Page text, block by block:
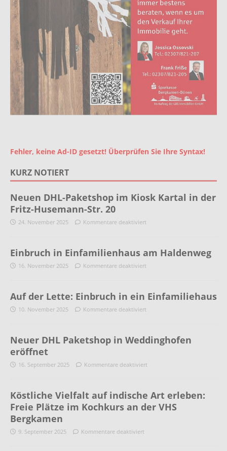
Fehler, keine Ad-ID gesetzt! Überprüfen Sie Ihre Syntax!
KURZ NOTIERT
Neuen DHL-Paketshop im Kiosk Kartal in der
Fritz-Husemann-Str. 20
24. November 2025 Kommentare deaktiviert
Einbruch in Einfamilienhaus am Haldenweg
16. November 2025 Kommentare deaktiviert
Auf der Lette: Einbruch in ein Einfamiliehaus
10. November 2025 Kommentare deaktiviert
Neuer DHL Paketshop in Weddinghofen
eröffnet
16. September 2025 Kommentare deaktiviert
Köstliche Vielfalt auf indische Art erleben:
Freie Plätze im Kochkurs an der VHS
Bergkamen
9. September 2025 Kommentare deaktiviert